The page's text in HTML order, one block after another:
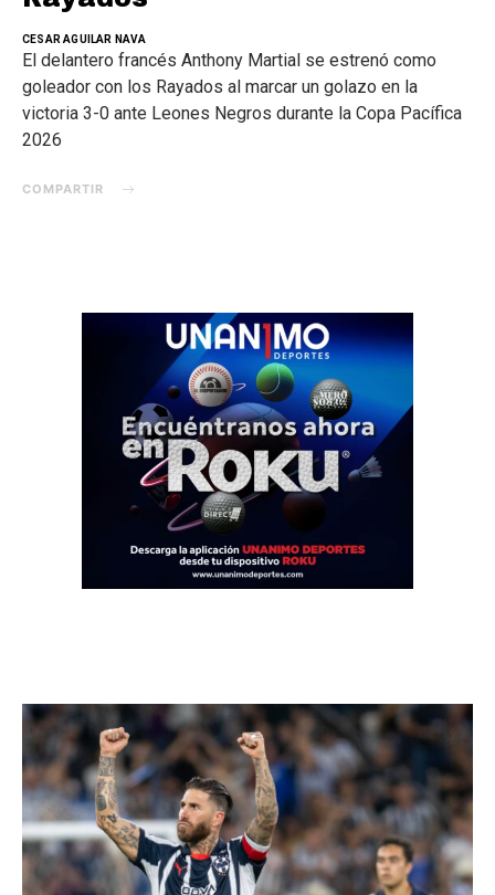
CESAR AGUILAR NAVA
El delantero francés Anthony Martial se estrenó como
goleador con los Rayados al marcar un golazo en la
victoria 3-0 ante Leones Negros durante la Copa Pacífica
2026
COMPARTIR